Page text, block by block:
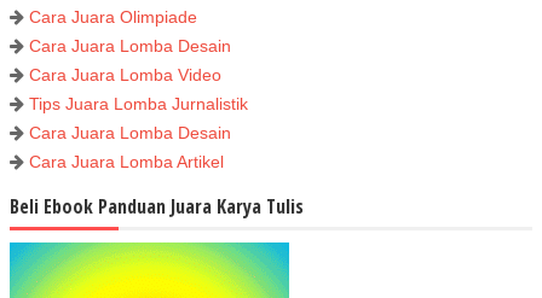
Cara Juara Olimpiade
Cara Juara Lomba Desain
Cara Juara Lomba Video
Tips Juara Lomba Jurnalistik
Cara Juara Lomba Desain
Cara Juara Lomba Artikel
Beli Ebook Panduan Juara Karya Tulis